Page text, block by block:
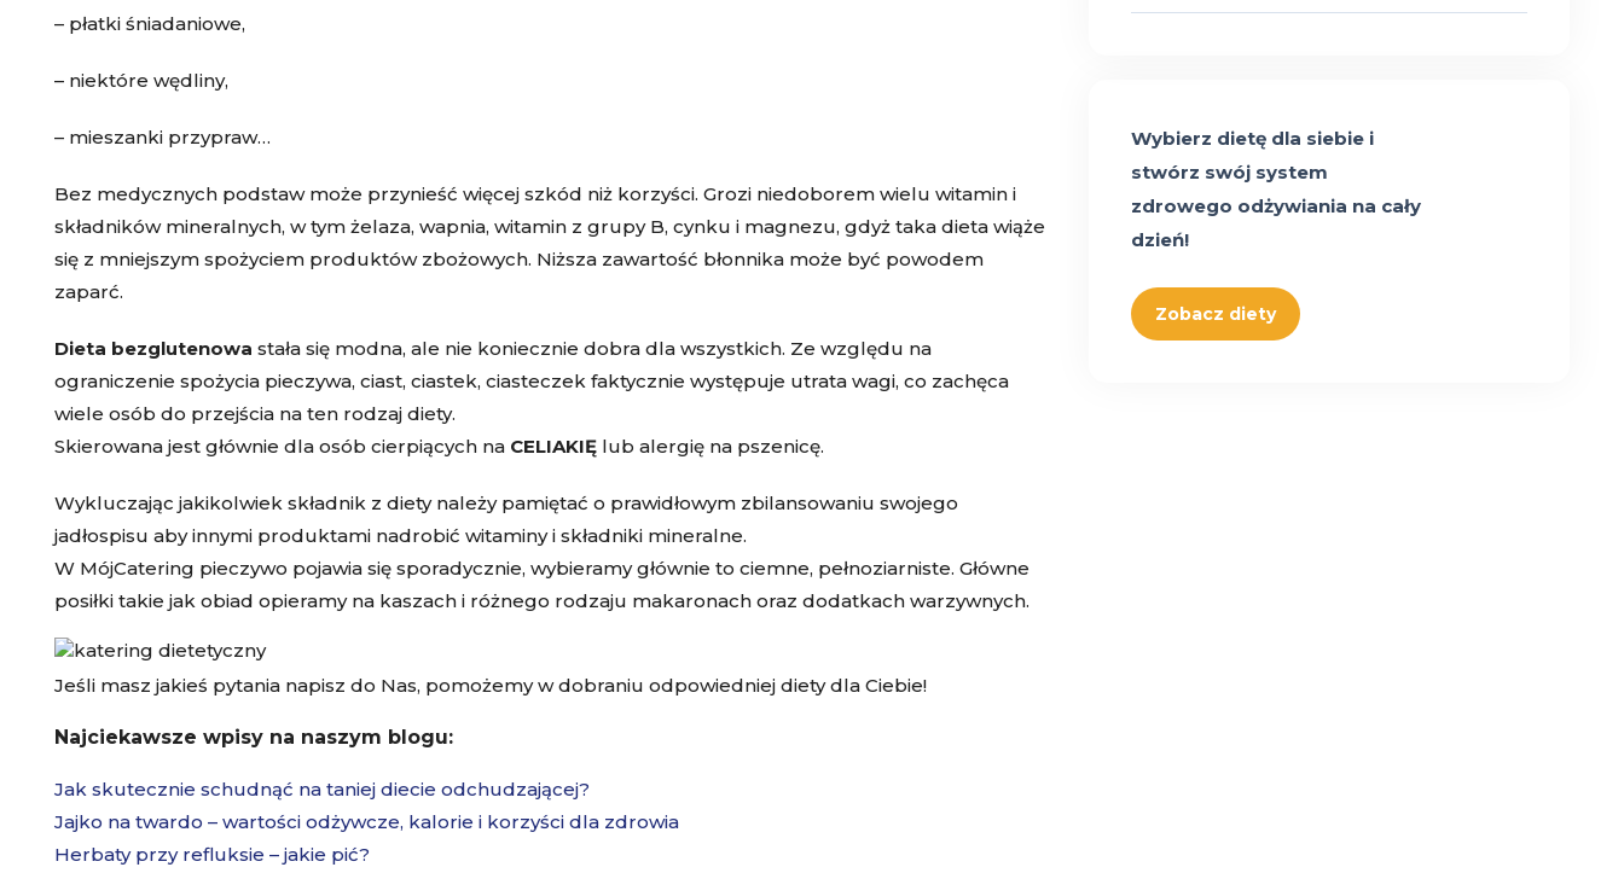
– płatki śniadaniowe,
– niektóre wędliny,
– mieszanki przypraw…
Bez medycznych podstaw może przynieść więcej szkód niż korzyści. Grozi niedoborem wielu witamin i
składników mineralnych, w tym żelaza, wapnia, witamin z grupy B, cynku i magnezu, gdyż taka dieta wiąże
się z mniejszym spożyciem produktów zbożowych. Niższa zawartość błonnika może być powodem
zaparć.
Dieta bezglutenowa stała się modna, ale nie koniecznie dobra dla wszystkich. Ze względu na
ograniczenie spożycia pieczywa, ciast, ciastek, ciasteczek faktycznie występuje utrata wagi, co zachęca
wiele osób do przejścia na ten rodzaj diety.
Skierowana jest głównie dla osób cierpiących na CELIAKIĘ lub alergię na pszenicę.
Wykluczając jakikolwiek składnik z diety należy pamiętać o prawidłowym zbilansowaniu swojego
jadłospisu aby innymi produktami nadrobić witaminy i składniki mineralne.
W MójCatering pieczywo pojawia się sporadycznie, wybieramy głównie to ciemne, pełnoziarniste. Główne
posiłki takie jak obiad opieramy na kaszach i różnego rodzaju makaronach oraz dodatkach warzywnych.
Jeśli masz jakieś pytania napisz do Nas, pomożemy w dobraniu odpowiedniej diety dla Ciebie!
Najciekawsze wpisy na naszym blogu:
Jak skutecznie schudnąć na taniej diecie odchudzającej?
Jajko na twardo – wartości odżywcze, kalorie i korzyści dla zdrowia
Herbaty przy refluksie – jakie pić?
Wybierz dietę dla siebie i
stwórz swój system
zdrowego odżywiania na cały
dzień!
Zobacz diety